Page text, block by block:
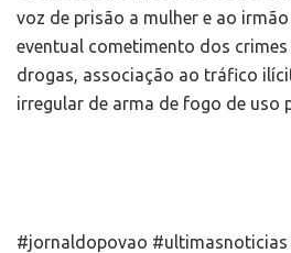
voz de prisão a mulher e ao
eventual cometimento dos
drogas, associação ao tráfico
irregular de arma de fogo de uso
#jornaldopovao #ultimasnoticias